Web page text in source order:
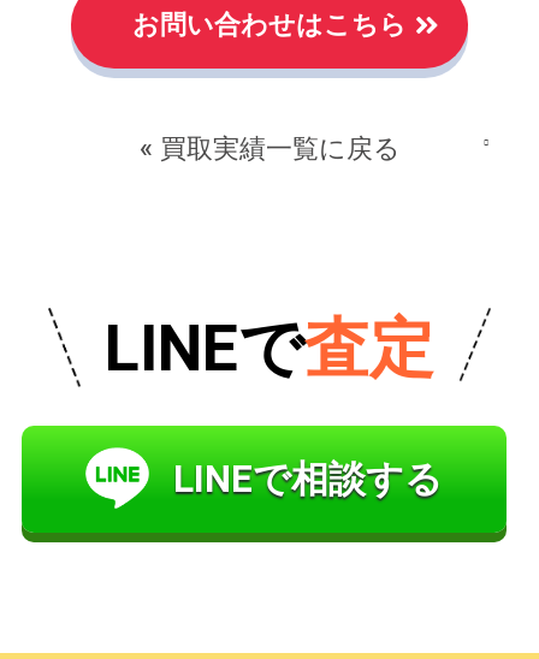
お問い合わせはこちら
« 買取実績一覧に戻る
LINEで査定
LINEで相談する